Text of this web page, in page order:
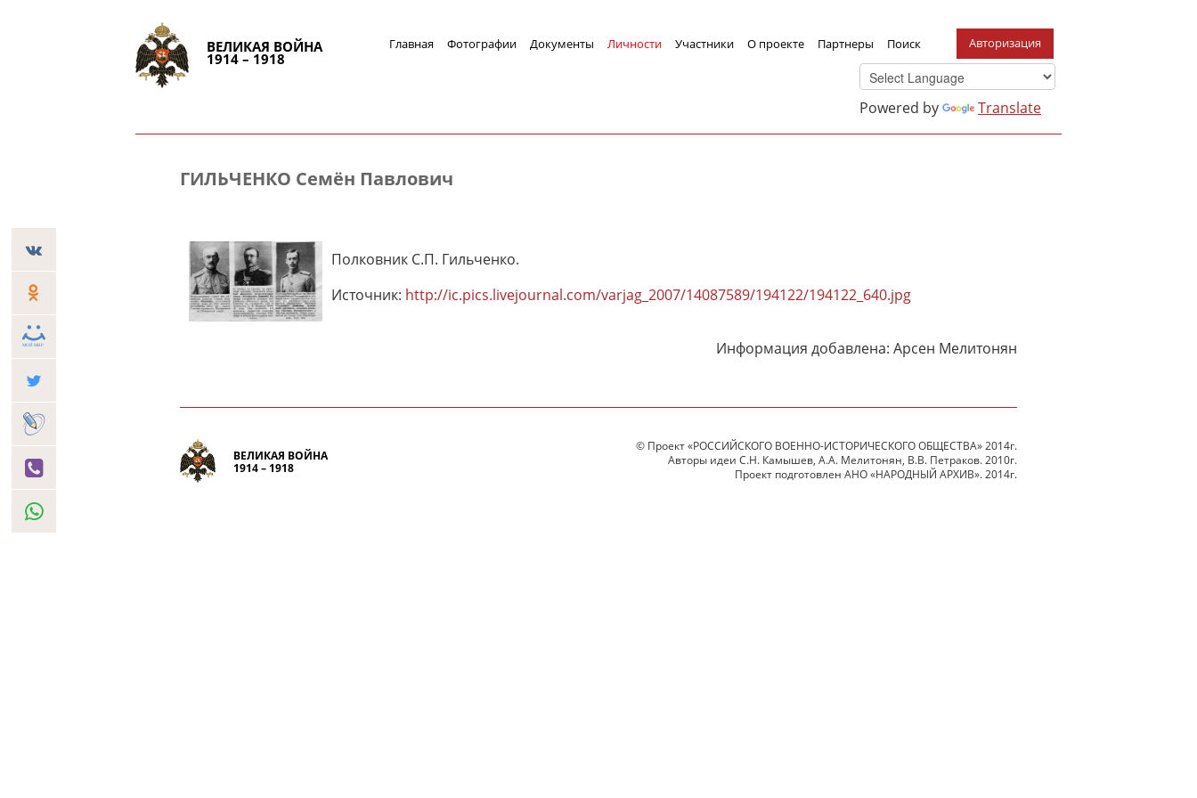
ВЕЛИКАЯ ВОЙНА
1914 – 1918
Главная Фотографии Документы Личности Участники О проекте Партнеры Поиск Авторизация
Powered by Translate
ГИЛЬЧЕНКО Семён Павлович
Полковник С.П. Гильченко.
Источник: http://ic.pics.livejournal.com/varjag_2007/14087589/194122/194122_640.jpg
Информация добавлена: Арсен Мелитонян
ВЕЛИКАЯ ВОЙНА
1914 – 1918
© Проект «РОССИЙСКОГО ВОЕННО-ИСТОРИЧЕСКОГО ОБЩЕСТВА» 2014г.
Авторы идеи С.Н. Камышев, А.А. Мелитонян, В.В. Петраков. 2010г.
Проект подготовлен АНО «НАРОДНЫЙ АРХИВ». 2014г.